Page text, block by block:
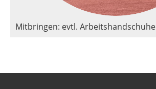
Mitbringen: evtl. Arbeitshandschuhe